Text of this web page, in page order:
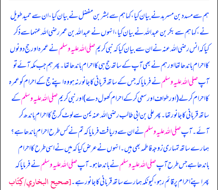
ہم سے مسدد بن مسرہد نے بیان کیا، کہا ہم سے بشر بن مفضل نے بیان کیا، ان سے حمید طویل
نے، کہا ہم سے بکر بن عبداللہ نے بیان کیا، انہوں نے عبداللہ بن عمر رضی اللہ عنہما سے ذکر
کیا کہ انس رضی اللہ عنہ نے ان سے بیان کیا کہنبی کریمصلی اللہ علیہ وسلمنے عمرہ اور حج دونوں
کا احرام باندھا تھا اور ہم نے بھی آپ کے ساتھ حج ہی کا احرام باندھا تھا۔ پھر ہم جب مکہ آئے تو
آپصلی اللہ علیہ وسلمنے فرمایا کہ جس کے ساتھ قربانی کا جانور نہ ہو وہ اپنے حج کے احرام کو عمرہ
کا احرام کر لے (اور طواف اور سعی کر کے احرام کھول دے) اور نبی کریمصلی اللہ علیہ وسلمکے
ساتھ قربانی کا جانور تھا۔ پھر علی بن ابی طالب رضی اللہ عنہ یمن سے لوٹ کر حج کا احرام باندھ کر
آئے۔ آپصلی اللہ علیہ وسلمنے ان سے دریافت فرمایا کہ تم نے کس طرح احرام باندھا ہے؟
ہمارے ساتھ تمہاری زوجہ فاطمہ بھی ہیں۔ انہوں نے عرض کیا کہ میں نے اسی طرح کا احرام
باندھا ہے جس طرح آپصلی اللہ علیہ وسلمنے باندھا ہو۔ آپصلی اللہ علیہ وسلمنے فرمایا کہ
پھر اپنے احرام پر قائم رہو، کیونکہ ہمارے ساتھ قربانی کا جانور ہے۔[صحيح البخاري/كِتَاب